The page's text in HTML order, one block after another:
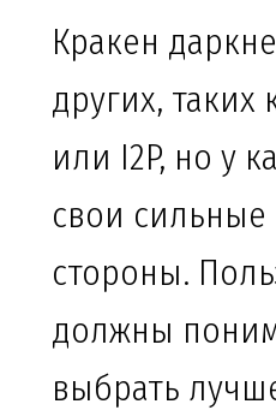
Кракен
других, таких
или I2P, но у
свои
стороны.
должны
выбрать